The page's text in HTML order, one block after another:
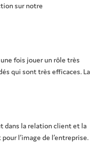
sur notre
fois jouer un rôle très
qui sont très efficaces. La
dans la relation client et la
l’image de l’entreprise.